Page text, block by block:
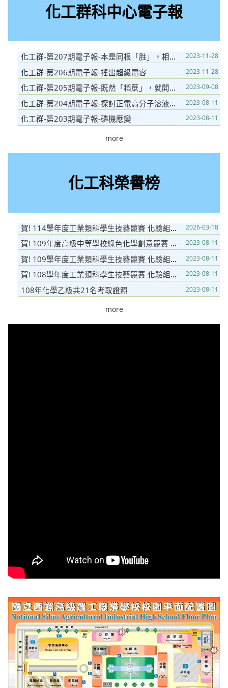
化工群科中心電子報
化工群-第207期電子報-本是同根「胜」，相煎何「肽」急 2023-11-28
化工群-第206期電子報-搖出超級電容 2023-11-28
化工群-第205期電子報-既然「稻蔗」，就開始培育吧! 2023-09-08
化工群-第204期電子報-探討正電高分子溶液抑菌於口罩抗菌效果 2023-08-11
化工群-第203期電子報-磷機應變 2023-08-11
more
化工科榮譽榜
賀! 114學年度工業類科學生技藝競賽 化驗組得金手獎 (第1名) 2026-03-18
賀! 109年度高級中等學校綠色化學創意競賽 技術型高級中等學校組 1組銀牌和1組佳作 2023-08-11
賀! 109學年度工業類科學生技藝競賽 化驗組得優勝 (第9名) 2023-08-11
賀! 108學年度工業類科學生技藝競賽 化驗組得金手獎 (第2名) 2023-08-11
108年化學乙級共21名考取證照 2023-08-11
more